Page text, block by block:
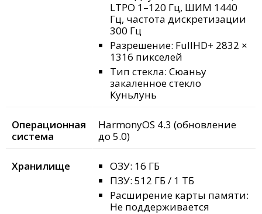
LTPO 1–120 Гц, ШИМ 1440
Гц, частота дискретизации
300 Гц
Разрешение: FullHD+ 2832 ×
1316 пикселей
Тип стекла: Сюаньу
закаленное стекло
Куньлунь
Операционная
система
HarmonyOS 4.3 (обновление
до 5.0)
Хранилище
ОЗУ: 16 ГБ
ПЗУ: 512 ГБ / 1 ТБ
Расширение карты памяти:
Не поддерживается